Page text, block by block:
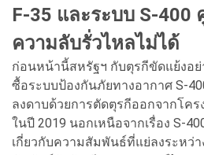
F-35 และระบบ S-400
ความลับรั่วไหลไม่ได้
ก่อนหน้านี้สหรัฐฯ กับตุรกีขัดแย้งอย่
ซื้อระบบป้องกันภัยทางอากาศ S-
ลงดาบด้วยการตัดตุรกีออกจากโคร
ในปี 2019 นอกเหนือจากเรื่อง S-
เกี่ยวกับความสัมพันธ์ที่แย่ลงระหว่